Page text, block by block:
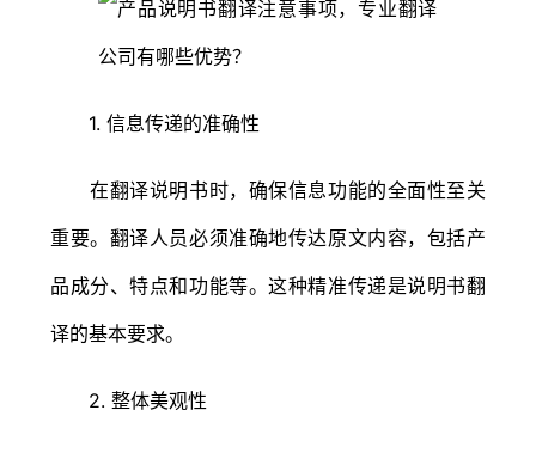
1. 信息传递的准确性
在翻译说明书时，确保信息功能的全面性至关
重要。翻译人员必须准确地传达原文内容，包括产
品成分、特点和功能等。这种精准传递是说明书翻
译的基本要求。
2. 整体美观性